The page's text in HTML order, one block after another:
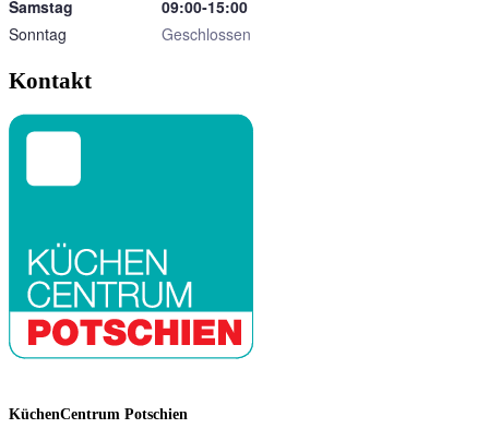
Samstag
09:00‑15:00
Sonntag
Geschlossen
Kontakt
KüchenCentrum Potschien